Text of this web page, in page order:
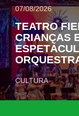
07/08/2026
TEATRO
CRIANÇAS
CULTURA